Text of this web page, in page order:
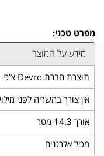
מפרט טכני:
מידע על המוצר
תוצרת חברת Devro צ'כי
אין צורך בהשריה לפני מילוי
אורך 14.3 מטר
מכיל אלרגנים